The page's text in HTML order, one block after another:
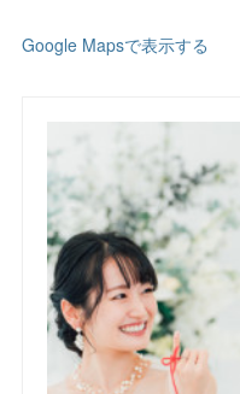
Google Mapsで表示する